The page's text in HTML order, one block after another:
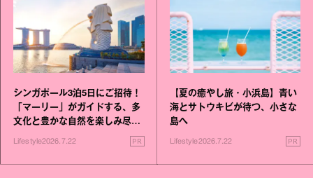
シンガポール3泊5日にご招待！
「マーリー」がガイドする、多
文化と豊かな自然を楽しみ尽く
Lifestyle2026.7.22 PR
【夏の癒やし旅・小浜島】青い
海とサトウキビが待つ、小さな
島へ
Lifestyle2026.7.22 PR